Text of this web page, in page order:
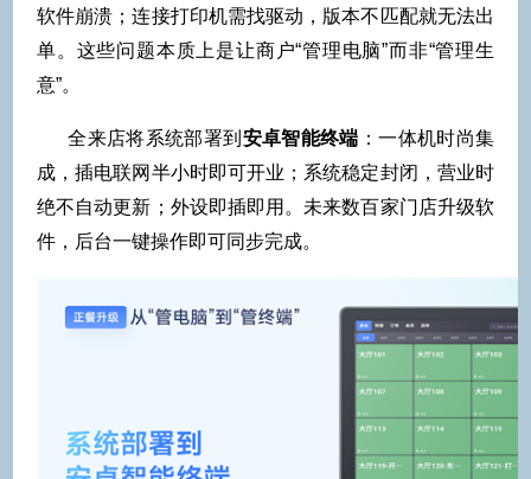
软件崩溃；连接打印机需找驱动，版本不匹配就无法出
单。这些问题本质上是让商户“管理电脑”而非“管理生
意”。
全来店将系统部署到 安卓智能终端 ：一体机时尚集
成，插电联网半小时即可开业；系统稳定封闭，营业时
绝不自动更新；外设即插即用。未来数百家门店升级软
件，后台一键操作即可同步完成。